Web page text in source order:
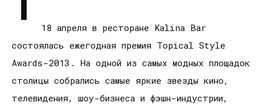
18 апреля в ресторане Kalina Bar
состоялась ежегодная премия Topical Style
Awards-2013. На одной из самых модных площадок
столицы собрались самые яркие звезды кино,
телевидения, шоу-бизнеса и фэшн-индустрии,